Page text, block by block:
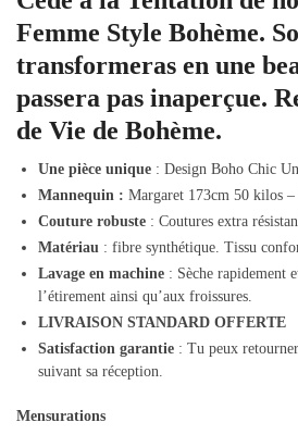
Femme Style Bohème.
transformeras en une
passera pas inaperçue.
de Vie de Bohème.
Une pièce unique : Design Boho Chic
Mannequin : Margaret 173cm 50 kilos
Couture robuste : Coutures extra
Matériau : fibre synthétique. Tissu
Lavage en machine : Sèche rapidement
l’étirement ainsi qu’aux froissures.
LIVRAISON STANDARD OFFERTE
Satisfaction garantie : Tu peux
suivant sa réception.
Mensurations